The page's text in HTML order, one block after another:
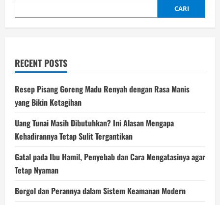
Sobat
Kini
CARI
RECENT POSTS
Resep Pisang Goreng Madu Renyah dengan Rasa Manis
yang Bikin Ketagihan
Uang Tunai Masih Dibutuhkan? Ini Alasan Mengapa
Kehadirannya Tetap Sulit Tergantikan
Gatal pada Ibu Hamil, Penyebab dan Cara Mengatasinya agar
Tetap Nyaman
Borgol dan Perannya dalam Sistem Keamanan Modern